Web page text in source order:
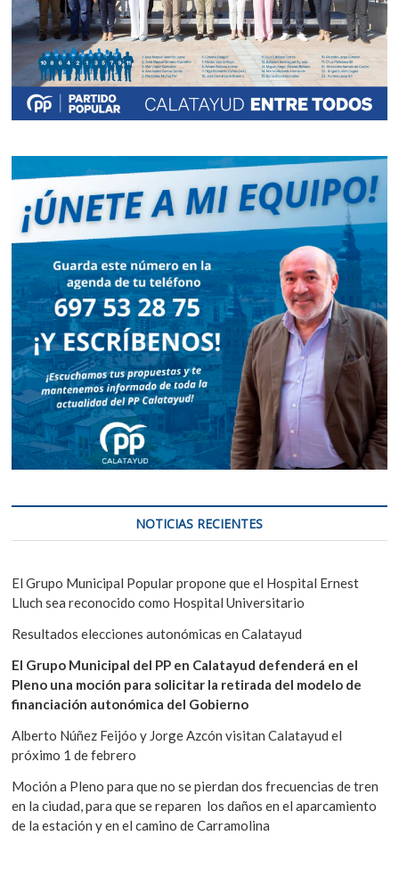
NOTICIAS RECIENTES
El Grupo Municipal Popular propone que el Hospital Ernest
Lluch sea reconocido como Hospital Universitario
Resultados elecciones autonómicas en Calatayud
El Grupo Municipal del PP en Calatayud defenderá en el
Pleno una moción para solicitar la retirada del modelo de
financiación autonómica del Gobierno
Alberto Núñez Feijóo y Jorge Azcón visitan Calatayud el
próximo 1 de febrero
Moción a Pleno para que no se pierdan dos frecuencias de tren
en la ciudad, para que se reparen los daños en el aparcamiento
de la estación y en el camino de Carramolina